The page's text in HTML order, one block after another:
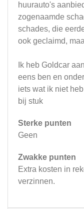
huurauto's
zogenaamde
schades, die
ook geclaimd,
Ik heb Goldcar
eens ben en
iets wat ik niet
bij stuk
Sterke punten
Geen
Zwakke punten
Extra kosten in
verzinnen.